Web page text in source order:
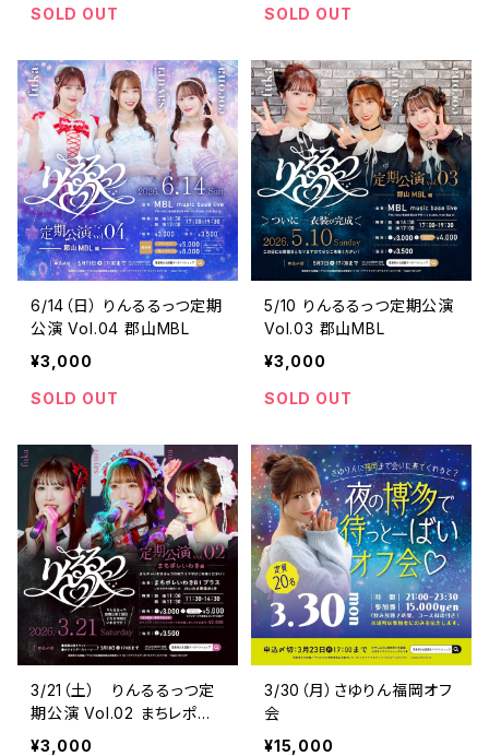
SOLD OUT
SOLD OUT
6/14（日） りんるるっつ定期
公演 Vol.04 郡山MBL
¥3,000
SOLD OUT
5/10 りんるるっつ定期公演
Vol.03 郡山MBL
¥3,000
SOLD OUT
3/21（土） りんるるっつ定
期公演 Vol.02 まちレポい
わき編
¥3,000
3/30（月）さゆりん福岡オフ
会
¥15,000